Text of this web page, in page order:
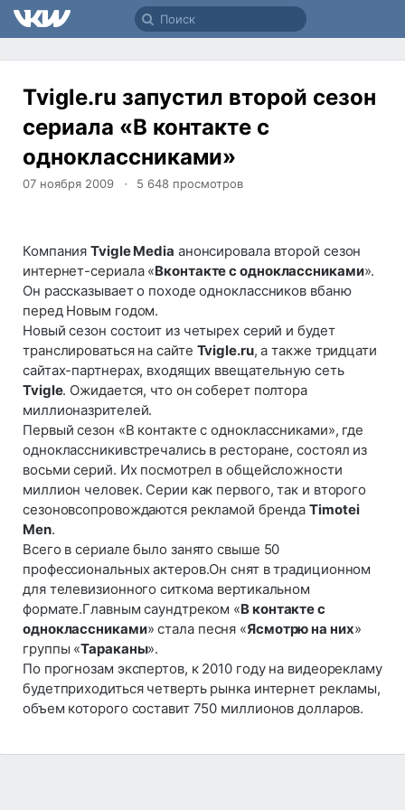
Tvigle.ru запустил второй сезон
сериала «В контакте с
одноклассниками»
07 ноября 2009 5 648 просмотров
КомпанияTvigle Media анонсировала второй сезон
интернет-сериала «Вконтакте с одноклассниками».
Он рассказывает о походе одноклассников вбаню
перед Новым годом.
Новый сезон состоит из четырех серий и будет
транслироваться на сайте Tvigle.ru, а также тридцати
сайтах-партнерах, входящих ввещательную сеть
Tvigle. Ожидается, что он соберет полтора
миллионазрителей.
Первый сезон «В контакте с одноклассниками», где
одноклассникивстречались в ресторане, состоял из
восьми серий. Их посмотрел в общейсложности
миллион человек. Серии как первого, так и второго
сезоновсопровождаются рекламой брендаTimotei
Men.
Всего в сериале было занято свыше 50
профессиональных актеров.Он снят в традиционном
для телевизионного ситкома вертикальном
формате.Главным саундтреком «В контакте с
одноклассниками» стала песня «Ясмотрю на них»
группы «Тараканы».
По прогнозам экспертов, к 2010 году на видеорекламу
будетприходиться четверть рынка интернет рекламы,
объем которого составит 750 миллионов долларов.